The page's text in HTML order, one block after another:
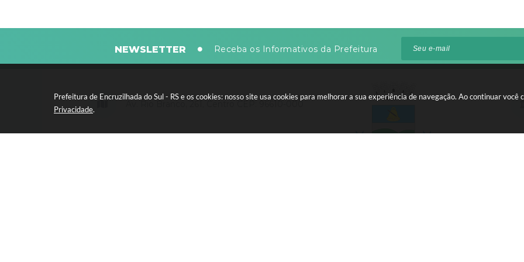
Prefeitura de Encruzilhada do Sul - RS e os cookies: nosso site usa cookies para melhorar a sua experiência de navegação. Ao continuar você
Privacidade.
NEWSLETTER Receba os Informativos da Prefeitura
Av. Rio Branco, 261, Centro CEP: 96610-000